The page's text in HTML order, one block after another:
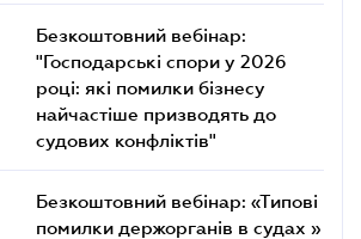
Безкоштовний вебінар:
"Господарські спори у 2026
році: які помилки бізнесу
найчастіше призводять до
судових конфліктів"
Безкоштовний вебінар: «Типові
помилки держорганів в судах »